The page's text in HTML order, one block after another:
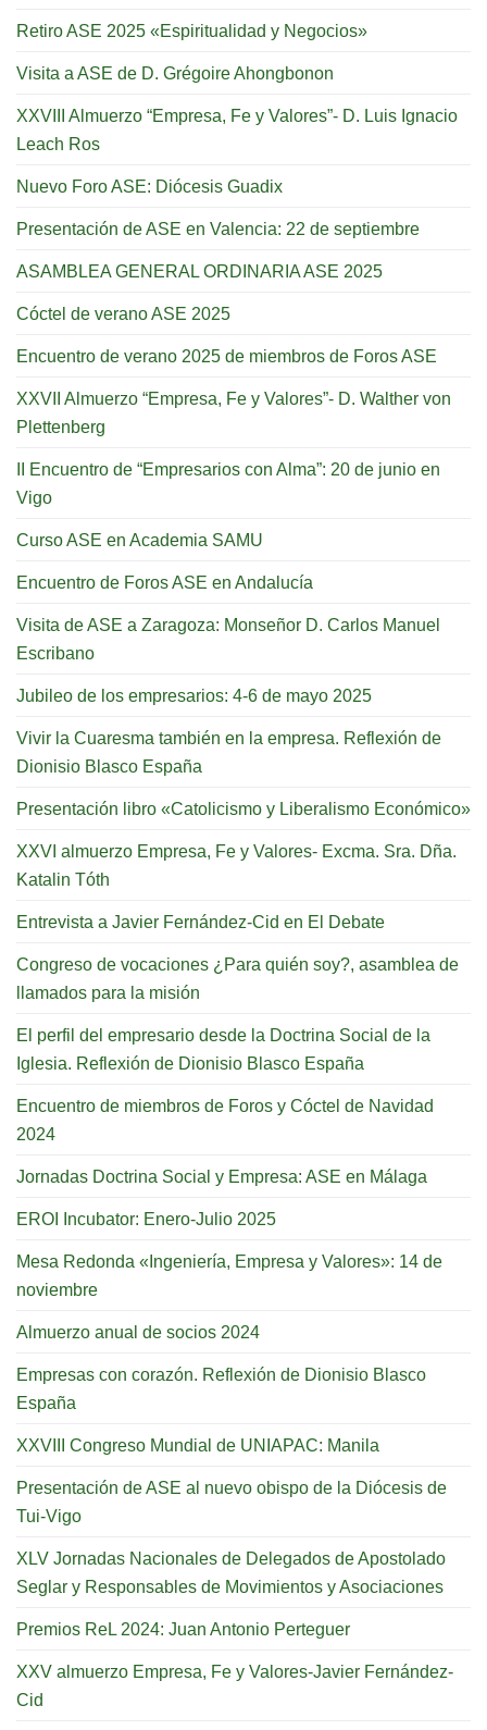
Retiro ASE 2025 «Espiritualidad y Negocios»
Visita a ASE de D. Grégoire Ahongbonon
XXVIII Almuerzo “Empresa, Fe y Valores”- D. Luis Ignacio
Leach Ros
Nuevo Foro ASE: Diócesis Guadix
Presentación de ASE en Valencia: 22 de septiembre
ASAMBLEA GENERAL ORDINARIA ASE 2025
Cóctel de verano ASE 2025
Encuentro de verano 2025 de miembros de Foros ASE
XXVII Almuerzo “Empresa, Fe y Valores”- D. Walther von
Plettenberg
II Encuentro de “Empresarios con Alma”: 20 de junio en
Vigo
Curso ASE en Academia SAMU
Encuentro de Foros ASE en Andalucía
Visita de ASE a Zaragoza: Monseñor D. Carlos Manuel
Escribano
Jubileo de los empresarios: 4-6 de mayo 2025
Vivir la Cuaresma también en la empresa. Reflexión de
Dionisio Blasco España
Presentación libro «Catolicismo y Liberalismo Económico»
XXVI almuerzo Empresa, Fe y Valores- Excma. Sra. Dña.
Katalin Tóth
Entrevista a Javier Fernández-Cid en El Debate
Congreso de vocaciones ¿Para quién soy?, asamblea de
llamados para la misión
El perfil del empresario desde la Doctrina Social de la
Iglesia. Reflexión de Dionisio Blasco España
Encuentro de miembros de Foros y Cóctel de Navidad
2024
Jornadas Doctrina Social y Empresa: ASE en Málaga
EROI Incubator: Enero-Julio 2025
Mesa Redonda «Ingeniería, Empresa y Valores»: 14 de
noviembre
Almuerzo anual de socios 2024
Empresas con corazón. Reflexión de Dionisio Blasco
España
XXVIII Congreso Mundial de UNIAPAC: Manila
Presentación de ASE al nuevo obispo de la Diócesis de
Tui-Vigo
XLV Jornadas Nacionales de Delegados de Apostolado
Seglar y Responsables de Movimientos y Asociaciones
Premios ReL 2024: Juan Antonio Perteguer
XXV almuerzo Empresa, Fe y Valores-Javier Fernández-
Cid